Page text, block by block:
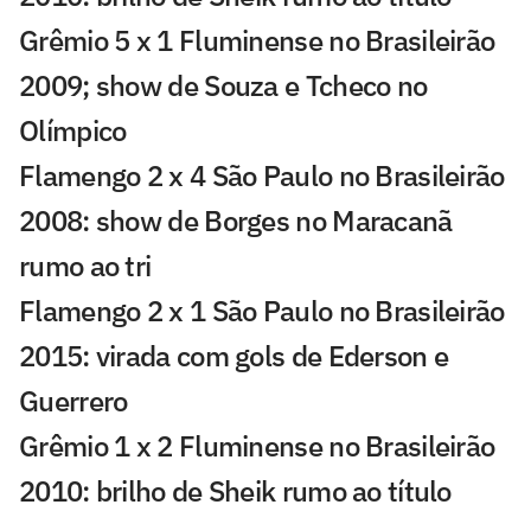
Grêmio 5 x 1 Fluminense no Brasileirão
2009; show de Souza e Tcheco no
Olímpico
Flamengo 2 x 4 São Paulo no Brasileirão
2008: show de Borges no Maracanã
rumo ao tri
Flamengo 2 x 1 São Paulo no Brasileirão
2015: virada com gols de Ederson e
Guerrero
Grêmio 1 x 2 Fluminense no Brasileirão
2010: brilho de Sheik rumo ao título